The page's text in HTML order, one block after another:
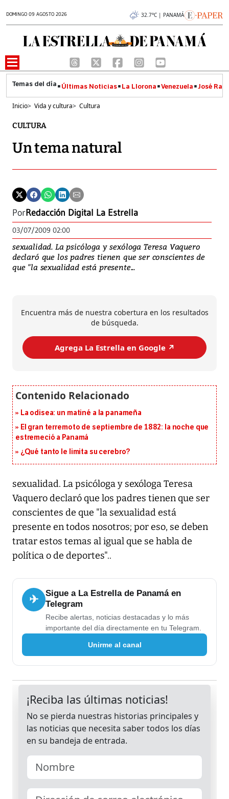
DOMINGO 09 AGOSTO 2026 32.7°C | PANAMÁ
Últimas Noticias La Llorona Venezuela José
Inicio> Vida y cultura> Cultura
CULTURA
Un tema natural
PorRedacción Digital La Estrella
03/07/2009 02:00
sexualidad. La psicóloga y sexóloga Teresa Vaquero
declaró que los padres tienen que ser conscientes de
que "la sexualidad está presente...
Encuentra más de nuestra cobertura en los resultados
de búsqueda.
Agrega La Estrella en Google ↗️
La odisea: un matiné a la panameña
El gran terremoto de septiembre de 1882: la noche que
estremeció a Panamá
¿Qué tanto le limita su cerebro?
sexualidad. La psicóloga y sexóloga Teresa
Vaquero declaró que los padres tienen que ser
conscientes de que "la sexualidad está
presente en todos nosotros; por eso, se deben
tratar estos temas al igual que se habla de
política o de deportes"..
✈
Sigue a La Estrella de Panamá en
Telegram
Recibe alertas, noticias destacadas y lo más
importante del día directamente en tu Telegram.
Unirme al canal